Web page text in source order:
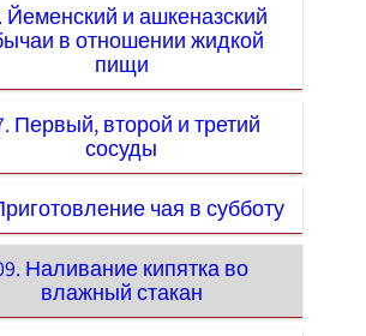
Йеменский и ашкеназский
в отношении жидкой
пищи
Первый, второй и третий
сосуды
чая в субботу
Наливание кипятка во
влажный стакан